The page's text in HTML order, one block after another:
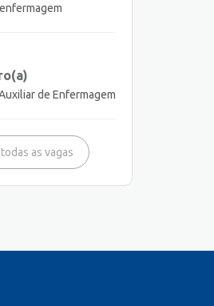
de Enfermagem
as vagas